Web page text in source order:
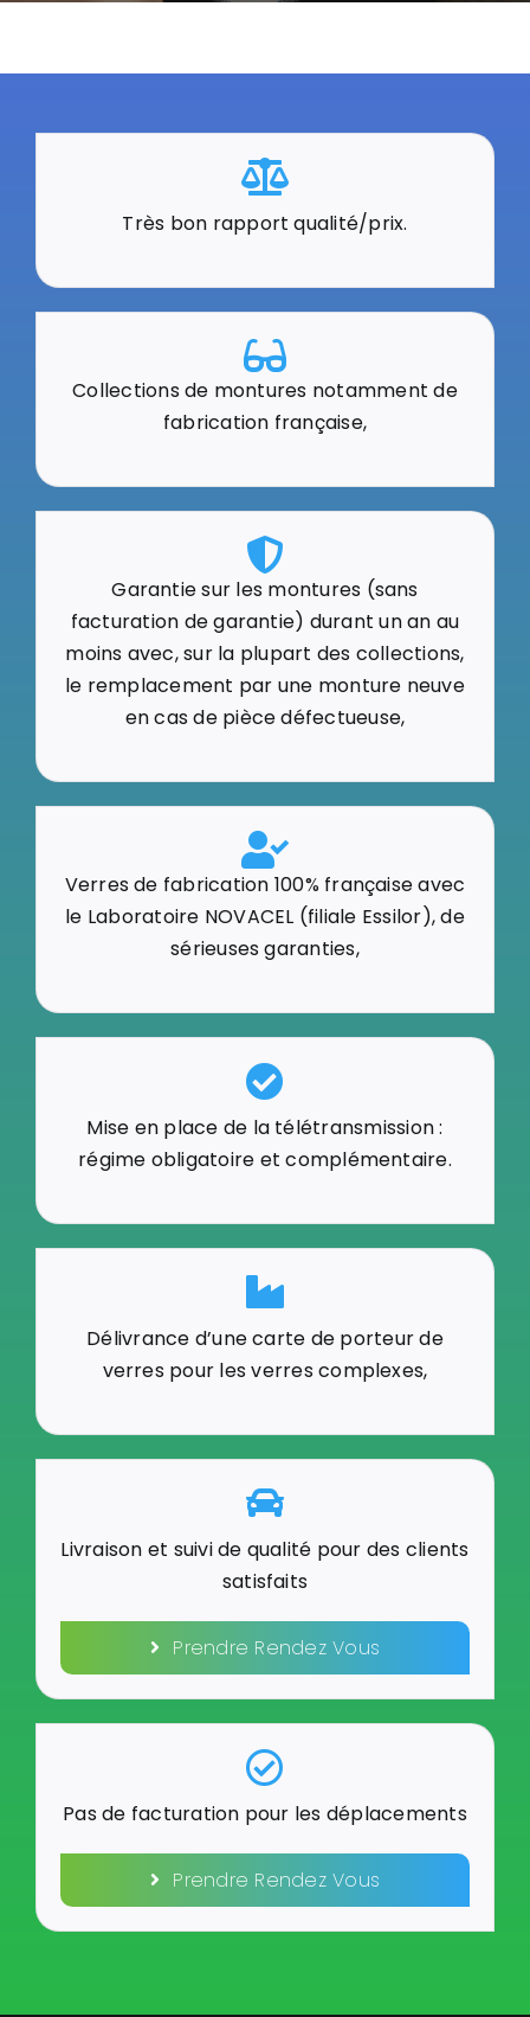
Très bon rapport qualité/prix.
Collections de montures notamment de
fabrication française,
Garantie sur les montures (sans
facturation de garantie) durant un an au
moins avec, sur la plupart des collections,
le remplacement par une monture neuve
en cas de pièce défectueuse,
Verres de fabrication 100% française avec
le Laboratoire NOVACEL (filiale Essilor), de
sérieuses garanties,
Mise en place de la télétransmission :
régime obligatoire et complémentaire.
Délivrance d’une carte de porteur de
verres pour les verres complexes,
Livraison et suivi de qualité pour des clients
satisfaits
Prendre Rendez Vous
Pas de facturation pour les déplacements
Prendre Rendez Vous